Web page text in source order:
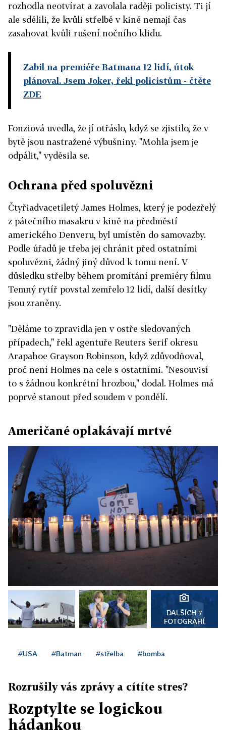
rozhodla neotvírat a zavolala raději policisty. Ti jí
ale sdělili, že kvůli střelbě v kině nemají čas
zasahovat kvůli rušení nočního klidu.
Zabil na premiéře Batmana 12 lidí, útok
plánoval. Jsem Joker, řekl policistům - čtěte
ZDE
Fonziová uvedla, že jí otřáslo, když se zjistilo, že v
bytě jsou nastražené výbušniny. "Mohla jsem je
odpálit," vyděsila se.
Ochrana před spoluvězni
Čtyřiadvacetiletý James Holmes, který je podezřelý
z pátečního masakru v kině na předměstí
amerického Denveru, byl umístěn do samovazby.
Podle úřadů je třeba jej chránit před ostatními
spoluvězni, žádný jiný důvod k tomu není. V
důsledku střelby během promítání premiéry filmu
Temný rytíř povstal zemřelo 12 lidí, další desítky
jsou zraněny.
"Děláme to zpravidla jen v ostře sledovaných
případech," řekl agentuře Reuters šerif okresu
Arapahoe Grayson Robinson, když zdůvodňoval,
proč není Holmes na cele s ostatními. "Nesouvisí
to s žádnou konkrétní hrozbou," dodal. Holmes má
poprvé stanout před soudem v pondělí.
Američané oplakávají mrtvé
DALŠÍCH 7
FOTOGRAFIÍ
#USA #Batman #střelba #bomba
Rozrušily vás zprávy a cítíte stres?
Rozptylte se logickou
hádankou